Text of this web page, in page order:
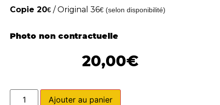
Copie 20€ / Original 36€ (selon disponibilité)
Photo non contractuelle
20,00€
Ajouter au panier